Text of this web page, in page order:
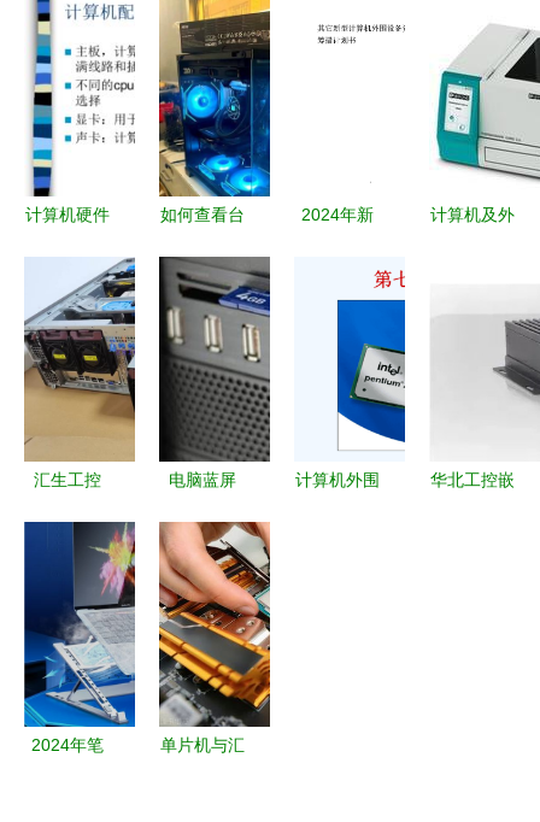
计算机硬件
基石
如何查看台
置？一份详
细的硬件信
息查询指南
2024年新
围设备项目
划与可行性
研究报告
计算机及外
核心工具
汇生工控
微SYS-
7048GR-
TR塔式
GPU运算服
务器——曙
光性能与淘
电脑蓝屏
错误 原因
分析与全方
位解决方案
计算机外围
华北工控嵌
2024年笔
单片机与汇